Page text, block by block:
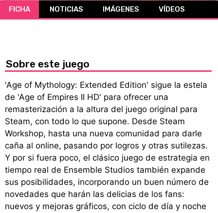
CÓMICS
FICHA NOTICIAS IMÁGENES VÍDEOS
Sobre este juego
'Age of Mythology: Extended Edition' sigue la estela
de 'Age of Empires II HD' para ofrecer una
remasterización a la altura del juego original para
Steam, con todo lo que supone. Desde Steam
Workshop, hasta una nueva comunidad para darle
caña al online, pasando por logros y otras sutilezas.
Y por si fuera poco, el clásico juego de estrategia en
tiempo real de Ensemble Studios también expande
sus posibilidades, incorporando un buen número de
novedades que harán las delicias de los fans:
nuevos y mejoras gráficos, con ciclo de día y noche